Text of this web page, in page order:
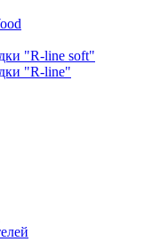
"R-line soft"
"R-line"